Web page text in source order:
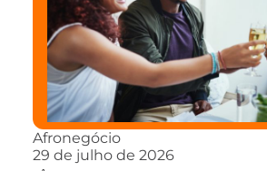
Afronegócio
29 de julho de 2026